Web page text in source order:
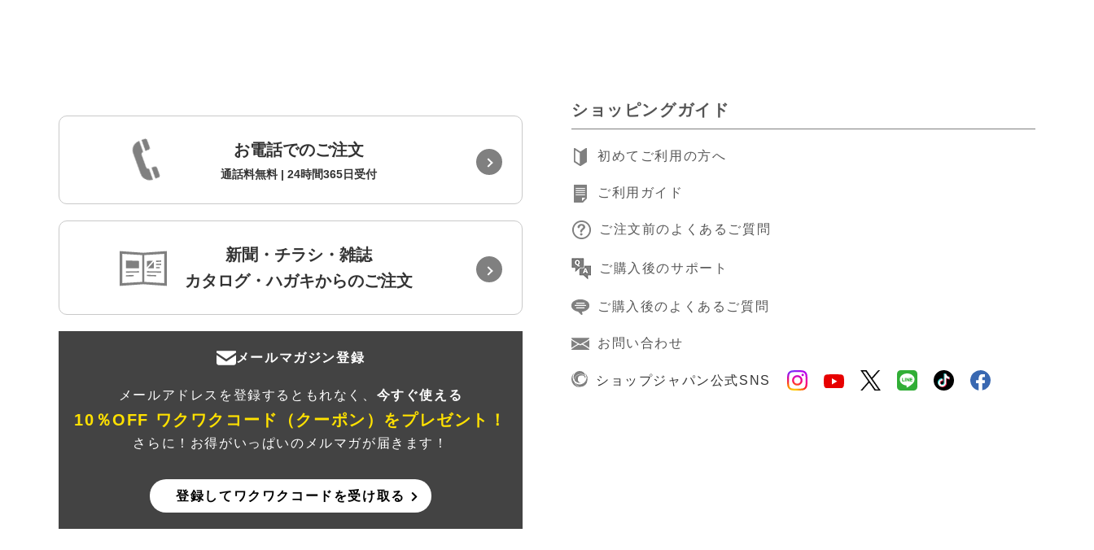
お電話でのご注文
通話料無料 | 24時間365日受付
新聞・チラシ・雑誌
カタログ・ハガキからのご注文
メールマガジン登録
メールアドレスを登録するともれなく、 今すぐ使える
10％OFF ワクワクコード（クーポン） をプレゼント！
さらに！お得がいっぱいのメルマガが届きます！
登録してワクワクコードを受け取る
ショッピングガイド
初めてご利用の方へ
ご利用ガイド
ご注文前のよくあるご質問
ご購入後のサポート
ご購入後のよくあるご質問
お問い合わせ
ショップジャパン公式SNS